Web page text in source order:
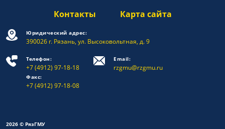
Контакты Карта сайта
Юридический адрес:
390026 г. Рязань, ул. Высоковольтная, д. 9
Телефон:
+7 (4912) 97-18-18
Факс:
+7 (4912) 97-18-08
Email:
rzgmu@rzgmu.ru
2026 © РязГМУ